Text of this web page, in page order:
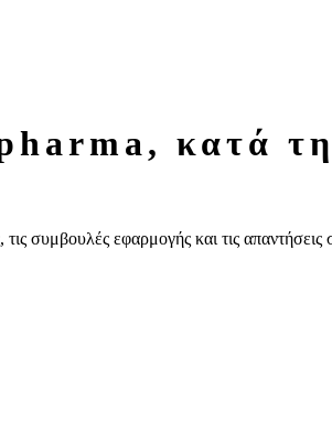
συμβουλές εφαρμογής και τις απαντήσεις